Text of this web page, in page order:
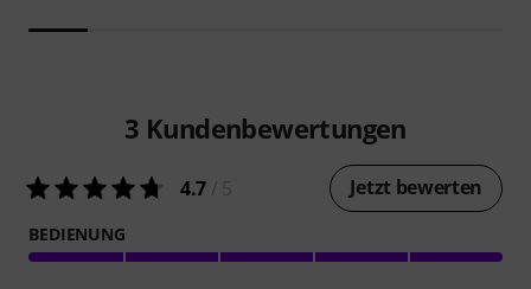
3 Kundenbewertungen
4.7 Jetzt bewerten
BEDIENUNG